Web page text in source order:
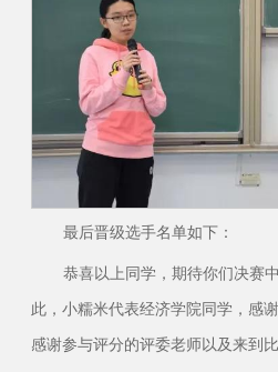
最后晋级选手名单如下：
恭喜以上同学，期待你们决赛
此，小糯米代表经济学院同学，感
感谢参与评分的评委老师以及来到